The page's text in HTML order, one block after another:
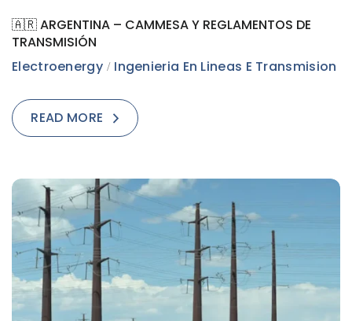
🇦🇷 ARGENTINA – CAMMESA Y REGLAMENTOS DE
TRANSMISIÓN
Electroenergy
Ingenieria En Lineas E Transmision
READ MORE